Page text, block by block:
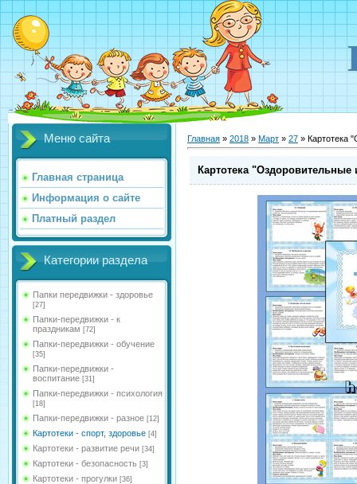
Меню сайта
Главная страница
Информация о сайте
Платный раздел
Категории раздела
Папки передвижки - здоровье
[27]
Папки-передвижки - к
праздникам [72]
Папки-передвижки - обучение
[35]
Папки-передвижки -
воспитание [31]
Папки-передвижки - психология
[18]
Папки-передвижки - разное [12]
Картотеки - спорт, здоровье [4]
Картотеки - развитие речи [34]
Картотеки - безопасность [3]
Картотеки - прогулки [36]
Главная » 2018 » Март » 27 » Картотека
Картотека "Оздоровительные